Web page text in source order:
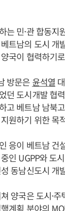
는 민·관 합동지
트남의 도시 개
국이 협력하기
방문은 윤석열
던 도시개발 협
고 베트남 남북
원하기 위한 목
응이 베트남 건
인 UGPP와 도
동남신도시 개
양국은 도시·
계획 분야의